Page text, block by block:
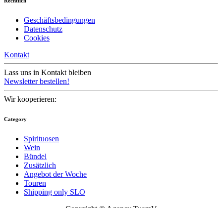
Geschäftsbedingungen
Datenschutz
Cookies
Kontakt
Lass uns in Kontakt bleiben
Newsletter bestellen!
Wir kooperieren:
Category
Spirituosen
Wein
Bündel
Zusätzlich
Angebot der Woche
Touren
Shipping only SLO